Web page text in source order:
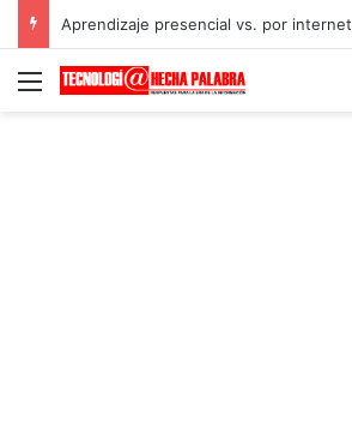
Aprendizaje presencial vs. por internet
Menú